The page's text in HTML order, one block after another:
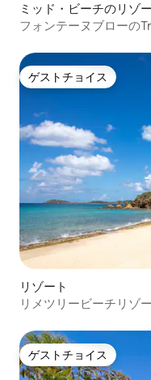
ミッド・ビーチのリゾ
フォンテーヌブローの
ゲストチョイス
ゲストチョイス
リゾート
リメツリービーチリゾ
ゲストチョイス
ゲストチョイス